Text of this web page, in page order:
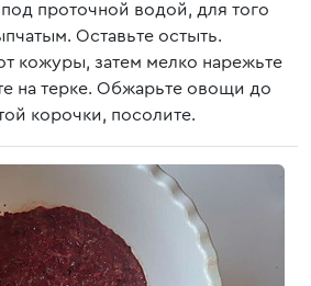
проточной водой, для того
Оставьте остыть.
кожуры, затем мелко нарежьте
на терке. Обжарьте овощи до
корочки, посолите.